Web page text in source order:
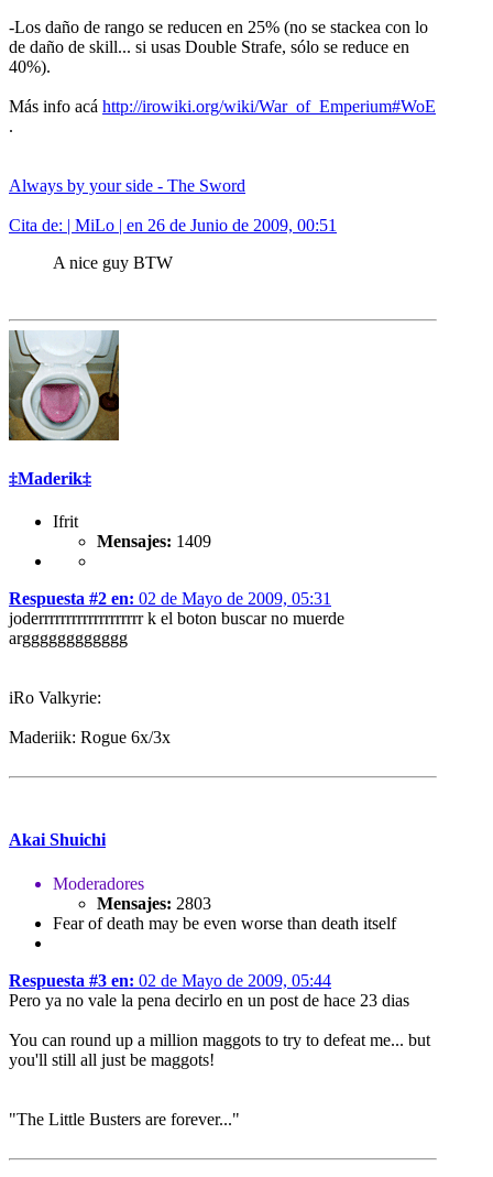
-Los daño de rango se reducen en 25% (no se stackea con lo
de daño de skill... si usas Double Strafe, sólo se reduce en
40%).
Más info acá http://irowiki.org/wiki/War_of_Emperium#WoE
.
Always by your side - The Sword
Cita de: | MiLo | en 26 de Junio de 2009, 00:51
A nice guy BTW
‡Maderik‡
Ifrit
Mensajes: 1409
Respuesta #2 en: 02 de Mayo de 2009, 05:31
joderrrrrrrrrrrrrrrrrrr k el boton buscar no muerde
argggggggggggg
iRo Valkyrie:
Maderiik: Rogue 6x/3x
Akai Shuichi
Moderadores
Mensajes: 2803
Fear of death may be even worse than death itself
Respuesta #3 en: 02 de Mayo de 2009, 05:44
Pero ya no vale la pena decirlo en un post de hace 23 dias
You can round up a million maggots to try to defeat me... but
you'll still all just be maggots!
"The Little Busters are forever..."